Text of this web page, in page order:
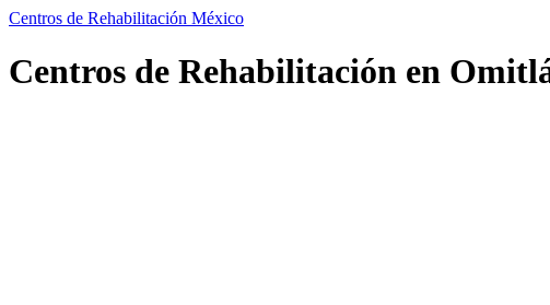
Centros de Rehabilitación México
Centros de Rehabilitación en